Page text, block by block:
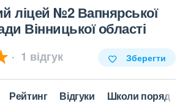
ліцей №2 Вапнярської
Вінницької області
1 відгук Зберегти
Рейтинг Відгуки Школи поряд